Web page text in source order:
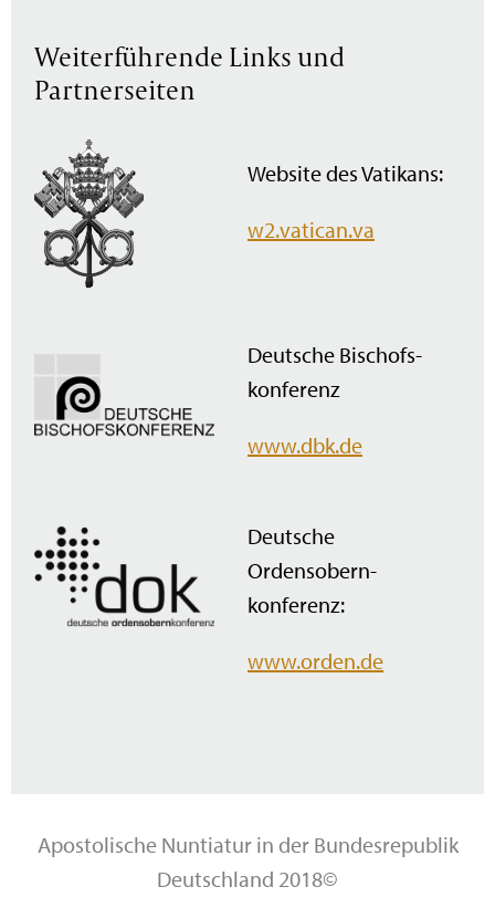
Weiterführende Links und
Partnerseiten
Website des Vatikans:
w2.vatican.va
Deutsche Bischofs­
konferenz
www.dbk.de
Deutsche
Ordensobern­
konferenz:
www.orden.de
Apostolische Nuntiatur in der Bundesrepublik
Deutschland 2018©